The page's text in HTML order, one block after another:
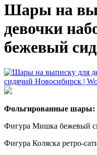
Шары на
девочки
бежевый
Фольгированные шары:
Фигура Мишка бежевый
Фигура Коляска ретро-